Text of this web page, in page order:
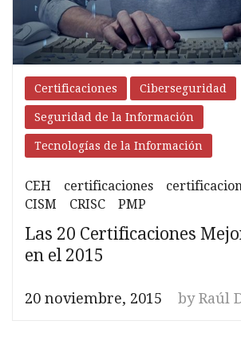
Certificaciones Ciberseguridad
Seguridad de la Información
Tecnologías de la Información
CEH certificaciones
CISM
CRISC PMP
Las 20 Certificaciones
en el 2015
20 noviembre, 2015 byRaúl